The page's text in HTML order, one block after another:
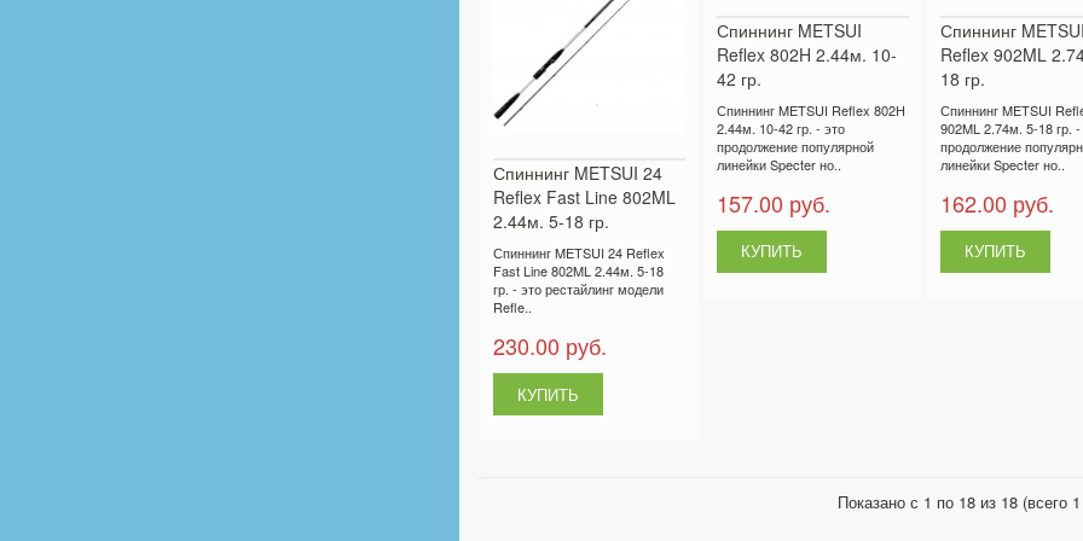
Спиннинг METSUI 24
Reflex Fast Line 802ML
2.44м. 5-18 гр.
Спиннинг METSUI 24 Reflex
Fast Line 802ML 2.44м. 5-18
гр. - это рестайлинг модели
Refle..
230.00 руб.
Спиннинг METSUI
Reflex 802H 2.44м. 10-
42 гр.
Спиннинг METSUI Reflex 802H
2.44м. 10-42 гр. - это
продолжение популярной
линейки Specter но..
157.00 руб.
Спиннинг METSUI
Reflex 902ML
18 гр.
Спиннинг METSUI
902ML 2.74м. 5-18 гр. -
продолжение
линейки Specter но..
162.00 руб.
Показано с 1 по 18 из 18 (всего